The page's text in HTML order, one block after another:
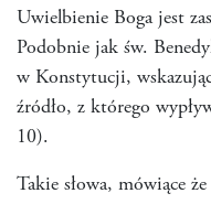
Uwielbienie Boga jest
Podobnie jak św.
w Konstytucji,
źródło, z którego
10).
Takie słowa, mówiące